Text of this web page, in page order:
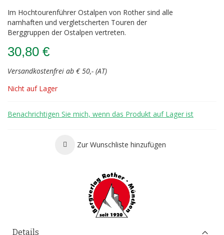
Im Hochtourenführer Ostalpen von Rother sind alle
namhaften und vergletscherten Touren der
Berggruppen der Ostalpen vertreten.
30,80 €
Versandkostenfrei ab € 50,- (AT)
Nicht auf Lager
Benachrichtigen Sie mich, wenn das Produkt auf Lager ist
Zur Wunschliste hinzufügen
Details